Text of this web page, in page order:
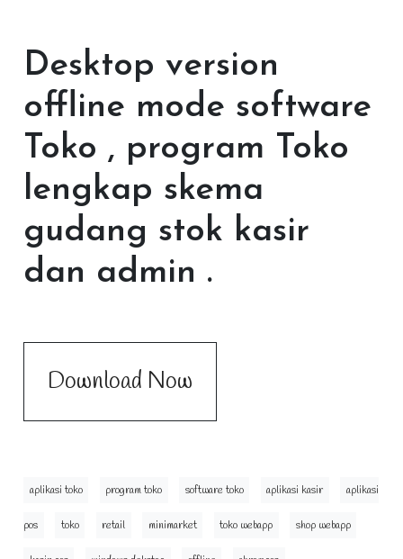
Desktop version
offline mode software
Toko , program Toko
lengkap skema
gudang stok kasir
dan admin .
Download Now
aplikasi toko program toko software toko aplikasi kasir aplikasi
pos toko retail minimarket toko webapp shop webapp